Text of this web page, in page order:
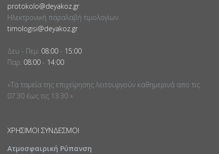
protokolo@deyakoz.gr
Ηλεκτρονική παραλαβή τιμολογίων
timologisi@deyakoz.gr
Δευ - Πεμ: 08:00 - 15:00
Παρ: 08:00 - 14:00
«Τα ταμεία της επιχείρησης λειτουργούν καθημερινά απο τις
07:30 έως τις 13:30 »
ΧΡΉΣΙΜΟΙ ΣΎΝΔΕΣΜΟΙ
Ατμοσφαιρική Ρύπανση